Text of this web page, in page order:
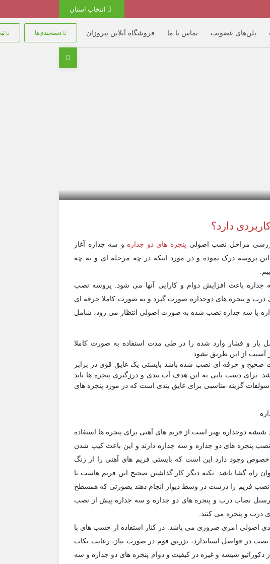
پلن‌های عضویت تماس با ما فروشگاه آنلاین پیروزان دسته‌بندی‌ها
دارد؟
بررسی مراحل نصب اصولی پنجره های دو جداره و سه جداره آغاز
این پروسه درک نموده و در مورد اینکه در چه مرحله ای و به چه
باعث افزایش دوام و کارایی آنها می شود. پروسه نصب
و پنجره های دوجداره صورت گیرد و به صورت کاملا حرفه ای
یا سه جداره نصب شده به صورت اصولی انتظار می رود، شامل
بار و فشار وارد شده را در طی مدت استفاده به صورت کاملا
از این طریق نشود.
صحیح و حرفه ای نصب شده باشد بایستی یک عایق قوی در برابر
برای دست یابی به این هدف آب بندی و درزگیری پنجره ها باید
گزینه مناسبی برای عایق بندی است که در مورد پنجره های
دوجداره بهتر است از فریم های آهنی برای پنجره ها استفاده
پنجره های دو جداره و سه جداره دارند و این باعث کیپ شدن
خصوص وجود دارد این است که بایستی فریم های آهنی را از زنگ
راه گشا باشد. نکته دیگر کار گذاشتن صحیح این فریم هاست تا
نصب فریم را درست در وسط دیوار انجام دهند بصورتی که همسطح
پرسنل نصاب درب و پنجره های دو جداره و سه جداره پیش از نصب
درب و پنجره می کنند.
اصولی امری ضروری می باشد. در کنار استفاده از چسب های با
در فواصل استاندارد، تزریق فوم در صورت نیاز، رعایت نکات
دکوراتیو شیشه و غیره در کیفیت و دوام پنجره های دو جداره و سه